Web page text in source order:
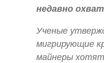
недавно
Ученые
мигрирующие
майнеры